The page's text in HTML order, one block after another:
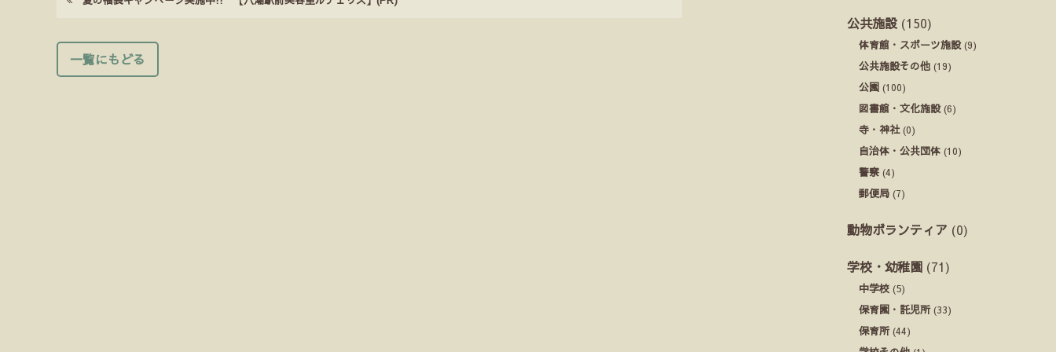
一覧にもどる
公共施設 (150)
体育館・スポーツ施設(9)
公共施設その他 (19)
公園 (100)
図書館・文化施設(6)
寺・神社(0)
自治体・公共団体 (10)
警察 (4)
郵便局 (7)
動物ボランティア (0)
学校・幼稚園 (71)
中学校 (5)
保育園・託児所(33)
保育所(44)